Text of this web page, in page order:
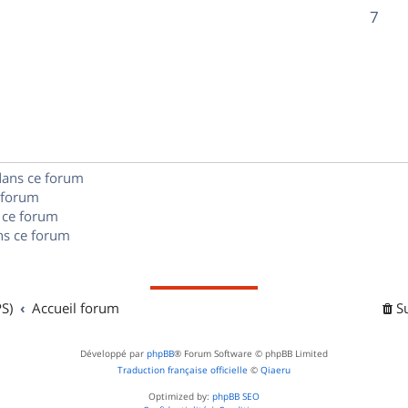
s
o
e
7R
ce forum
forum
ce forum
Accueil forum
Développé par phpBB® Forum Software © phpBB Limited
Traduction française officielle © Qiaeru
Optimized by: phpBB SEO